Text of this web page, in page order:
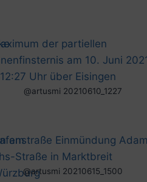
@artusmi 20210610_1227
@artusmi 20210615_1500